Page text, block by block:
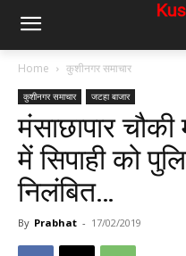
Home कुशीनगर समाचार
कुशीनगर समाचार जटहा बाजार
मंसाछापार
में सिपाही को
निलंबित…
By Prabhat - 17/02/2019